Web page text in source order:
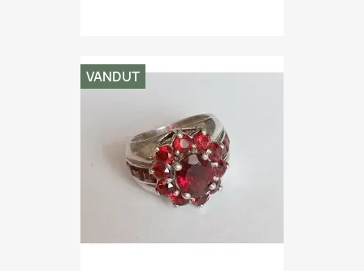
VANDUT